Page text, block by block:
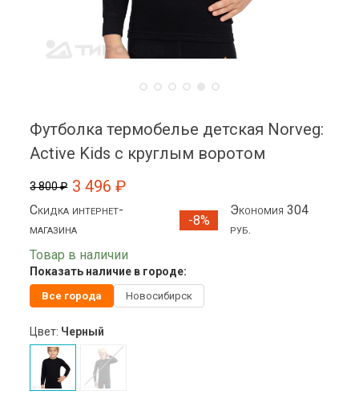
Футболка термобелье детская Norveg:
Active Kids с круглым воротом
3 800 ₽ 3 496 ₽
Скидка интернет-
магазина
-8%
Экономия 304
руб.
Товар в наличии
Показать наличие в городе:
Все города Новосибирск
Цвет: Черный